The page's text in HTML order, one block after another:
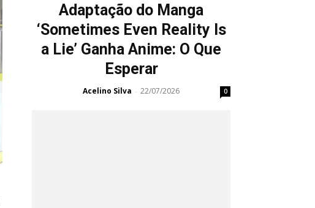
Adaptação do Manga
‘Sometimes Even Reality Is
a Lie’ Ganha Anime: O Que
Esperar
Acelino Silva - 22/07/2026 0